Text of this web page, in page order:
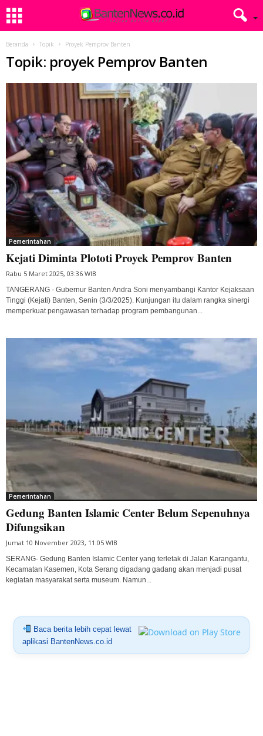
Beranda Topik Proyek Pemprov Banten
Topik: proyek Pemprov Banten
Pemerintahan
Kejati Diminta Plototi Proyek Pemprov Banten
Rabu 5 Maret 2025, 03:36 WIB
TANGERANG - Gubernur Banten Andra Soni menyambangi Kantor Kejaksaan
Tinggi (Kejati) Banten, Senin (3/3/2025). Kunjungan itu dalam rangka sinergi
memperkuat pengawasan terhadap program pembangunan...
Pemerintahan
Gedung Banten Islamic Center Belum Sepenuhnya
Difungsikan
Jumat 10 November 2023, 11:05 WIB
SERANG- Gedung Banten Islamic Center yang terletak di Jalan Karangantu,
Kecamatan Kasemen, Kota Serang digadang gadang akan menjadi pusat
kegiatan masyarakat serta museum. Namun...
Baca berita lebih cepat lewat
aplikasi BantenNews.co.id